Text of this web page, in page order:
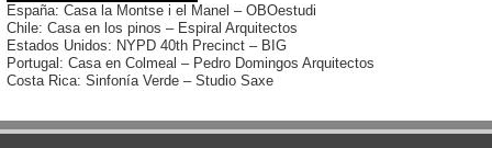
España: Casa la Montse i el Manel – OBOestudi
Chile: Casa en los pinos – Espiral Arquitectos
Estados Unidos: NYPD 40th Precinct – BIG
Portugal: Casa en Colmeal – Pedro Domingos Arquitectos
Costa Rica: Sinfonía Verde – Studio Saxe